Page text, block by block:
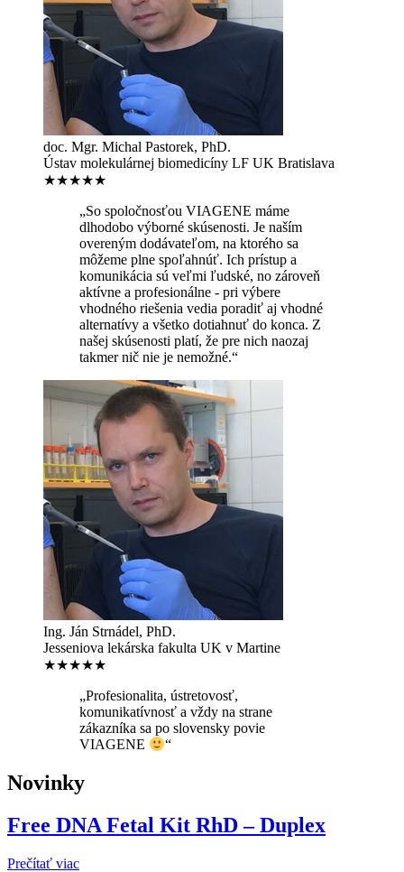
doc. Mgr. Michal Pastorek, PhD.
Ústav molekulárnej biomedicíny LF UK Bratislava
★★★★★
„So spoločnosťou VIAGENE máme
dlhodobo výborné skúsenosti. Je naším
overeným dodávateľom, na ktorého sa
môžeme plne spoľahnúť. Ich prístup a
komunikácia sú veľmi ľudské, no zároveň
aktívne a profesionálne - pri výbere
vhodného riešenia vedia poradiť aj vhodné
alternatívy a všetko dotiahnuť do konca. Z
našej skúsenosti platí, že pre nich naozaj
takmer nič nie je nemožné.“
Ing. Ján Strnádel, PhD.
Jesseniova lekárska fakulta UK v Martine
★★★★★
„Profesionalita, ústretovosť,
komunikatívnosť a vždy na strane
zákazníka sa po slovensky povie
VIAGENE
“
Novinky
Free DNA Fetal Kit RhD – Duplex
Prečítať viac